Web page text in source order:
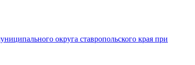
округа ставропольского края при